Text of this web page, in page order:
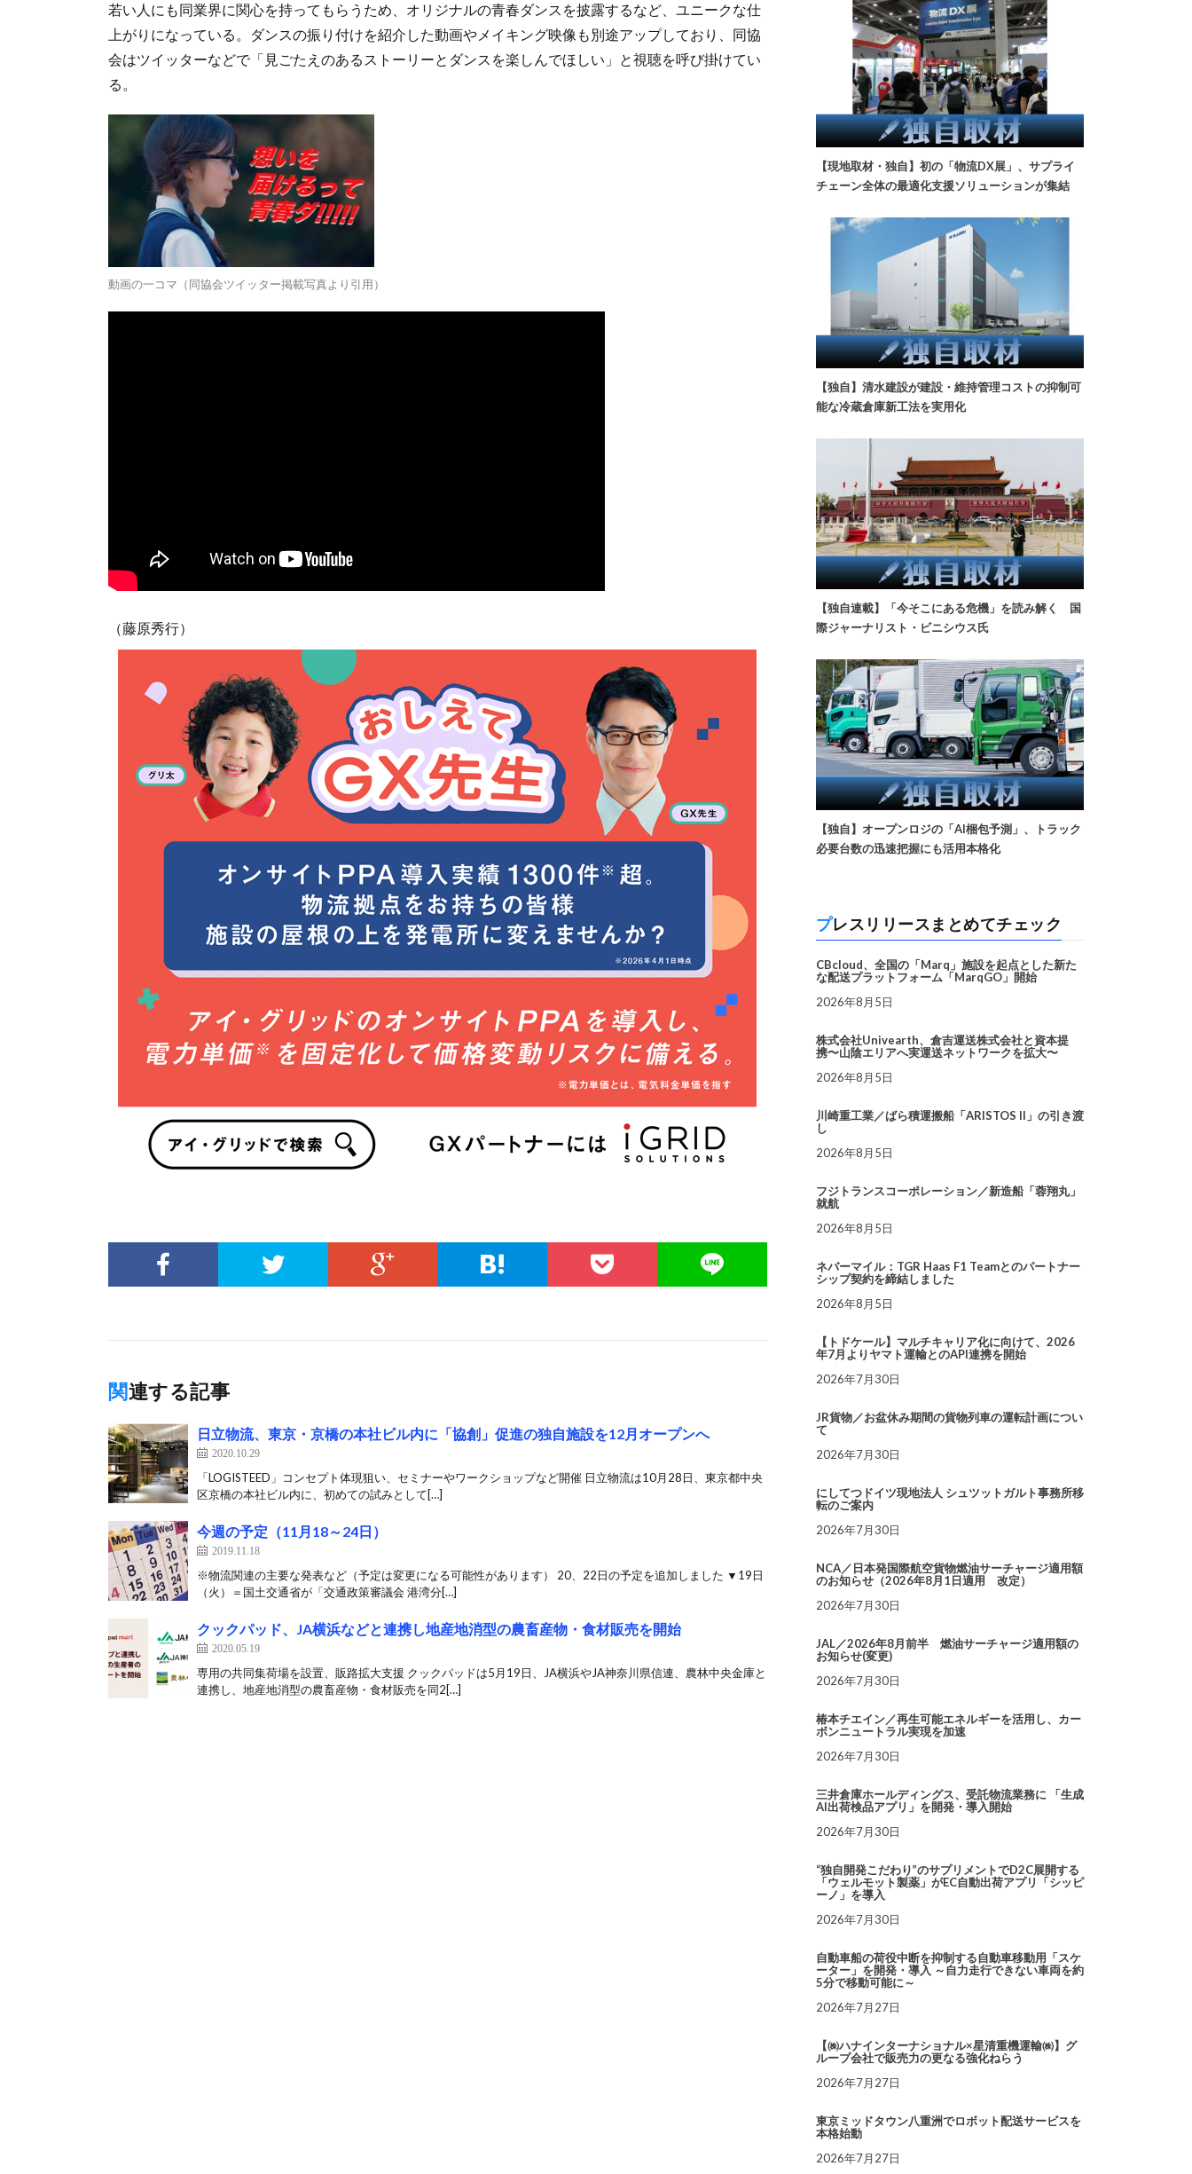
若い人にも同業界に関心を持ってもらうため、オリジナルの青春ダンスを披露するなど、ユニークな仕
上がりになっている。ダンスの振り付けを紹介した動画やメイキング映像も別途アップしており、同協
会はツイッターなどで「見ごたえのあるストーリーとダンスを楽しんでほしい」と視聴を呼び掛けてい
る。
動画の一コマ（同協会ツイッター掲載写真より引用）
（藤原秀行）
関連する記事
日立物流、東京・京橋の本社ビル内に「協創」促進の独自施設を12月オープンへ
2020.10.29
「LOGISTEED」コンセプト体現狙い、セミナーやワークショップなど開催 日立物流は10月28日、東京都中央
区京橋の本社ビル内に、初めての試みとして[…]
今週の予定（11月18～24日）
2019.11.18
※物流関連の主要な発表など（予定は変更になる可能性があります） 20、22日の予定を追加しました ▼19日
（火）＝国土交通省が「交通政策審議会 港湾分[…]
クックパッド、JA横浜などと連携し地産地消型の農畜産物・食材販売を開始
2020.05.19
専用の共同集荷場を設置、販路拡大支援 クックパッドは5月19日、JA横浜やJA神奈川県信連、農林中央金庫と
連携し、地産地消型の農畜産物・食材販売を同2[…]
【現地取材・独自】初の「物流DX展」、サプライ
チェーン全体の最適化支援ソリューションが集結
【独自】清水建設が建設・維持管理コストの抑制可
能な冷蔵倉庫新工法を実用化
【独自連載】「今そこにある危機」を読み解く 国
際ジャーナリスト・ビニシウス氏
【独自】オープンロジの「AI梱包予測」、トラック
必要台数の迅速把握にも活用本格化
プレスリリースまとめてチェック
CBcloud、全国の「Marq」施設を起点とした新た
な配送プラットフォーム「MarqGO」開始
2026年8月5日
株式会社Univearth、倉吉運送株式会社と資本提
携〜山陰エリアへ実運送ネットワークを拡大〜
2026年8月5日
川崎重工業／ばら積運搬船「ARISTOS II」の引き渡
し
2026年8月5日
フジトランスコーポレーション／新造船「蓉翔丸」
就航
2026年8月5日
ネバーマイル：TGR Haas F1 Teamとのパートナー
シップ契約を締結しました
2026年8月5日
【トドケール】マルチキャリア化に向けて、2026
年7月よりヤマト運輸とのAPI連携を開始
2026年7月30日
JR貨物／お盆休み期間の貨物列車の運転計画につい
て
2026年7月30日
にしてつドイツ現地法人 シュツットガルト事務所移
転のご案内
2026年7月30日
NCA／日本発国際航空貨物燃油サーチャージ適用額
のお知らせ（2026年8月1日適用 改定）
2026年7月30日
JAL／2026年8月前半 燃油サーチャージ適用額の
お知らせ(変更)
2026年7月30日
椿本チエイン／再生可能エネルギーを活用し、カー
ボンニュートラル実現を加速
2026年7月30日
三井倉庫ホールディングス、受託物流業務に 「生成
AI出荷検品アプリ」を開発・導入開始
2026年7月30日
“独自開発こだわり”のサプリメントでD2C展開する
「ウェルモット製薬」がEC自動出荷アプリ「シッピ
ーノ」を導入
2026年7月30日
自動車船の荷役中断を抑制する自動車移動用「スケ
ーター」を開発・導入 ～自力走行できない車両を約
5分で移動可能に～
2026年7月27日
【㈱ハナインターナショナル×星清重機運輸㈱】グ
ループ会社で販売力の更なる強化ねらう
2026年7月27日
東京ミッドタウン八重洲でロボット配送サービスを
本格始動
2026年7月27日